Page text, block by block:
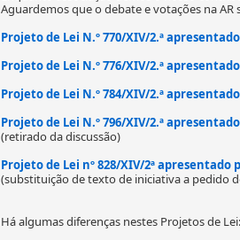
Aguardemos que o debate e votações na
Projeto de Lei N.º 770/XIV/2.ª
Projeto de Lei N.º 776/XIV/2.ª
Projeto de Lei N.º 784/XIV/2.ª
Projeto de Lei N.º 796/XIV/2.ª
(retirado da discussão)
Projeto de Lei nº 828/XIV/2ª apresentado
(substituição de texto de iniciativa a pedido
Há algumas diferenças nestes Projetos de Lei: